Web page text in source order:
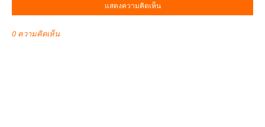
แสดงความคิดเห็น
0 ความคิดเห็น